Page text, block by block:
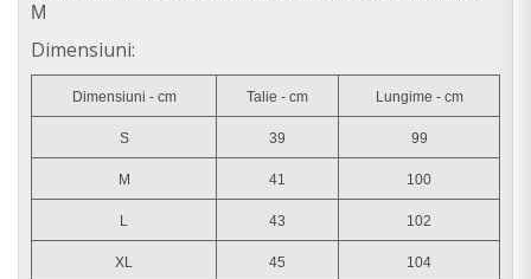
M
Dimensiuni:
Dimensiuni - cm Talie - cm Lungime - cm
S 39 99
M 41 100
L 43 102
XL 45 104